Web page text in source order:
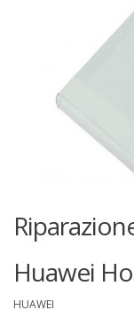
Huawei
HUAWEI